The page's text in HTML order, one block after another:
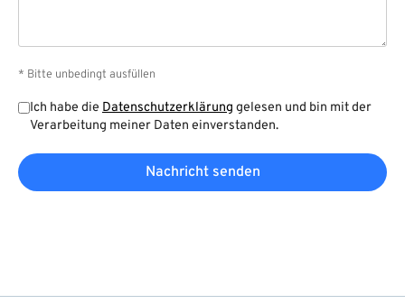
* Bitte unbedingt ausfüllen
Ich habe die Datenschutzerklärung gelesen und bin mit der
Verarbeitung meiner Daten einverstanden.
Nachricht senden